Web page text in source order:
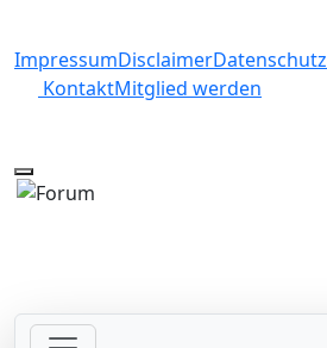
ImpressumDisclaimerDatenschutz
KontaktMitglied werden
Mobile Menu Toggle